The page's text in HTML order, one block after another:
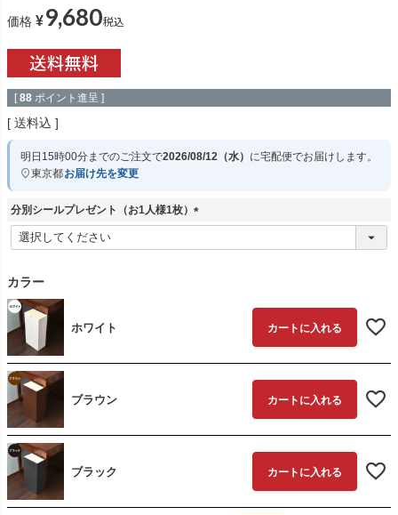
価格 ¥9,680税込
[ 88 ポイント進呈 ]
送料込
明日 15時00分までのご注文で2026/08/12（水） に宅配便でお届けします。
東京都お届け先を変更
分別シールプレゼント（お1人様1枚）
(
カラー
ホワイト カートに入れる
ブラウン カートに入れる
ブラック カートに入れる